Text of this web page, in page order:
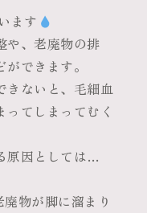
ます
や、老廃物の排
できます。
きないと、毛細血
てしまってむく
原因としては…
物が脚に溜まり